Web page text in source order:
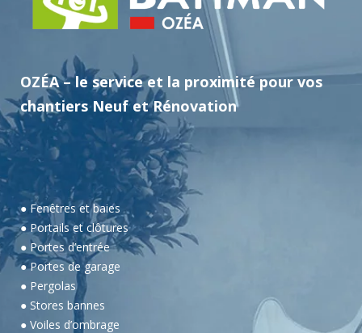
OZÉA – le service et la proximité pour vos
chantiers Neuf et Rénovation
● Fenêtres et baies
● Portails et clôtures
● Portes d’entrée
● Portes de garage
● Pergolas
● Stores bannes
● Voiles d’ombrage